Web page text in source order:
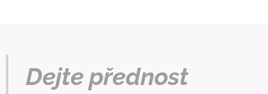
Dejte přednost